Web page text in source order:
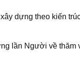
dựng theo kiến
lần Người về thăm